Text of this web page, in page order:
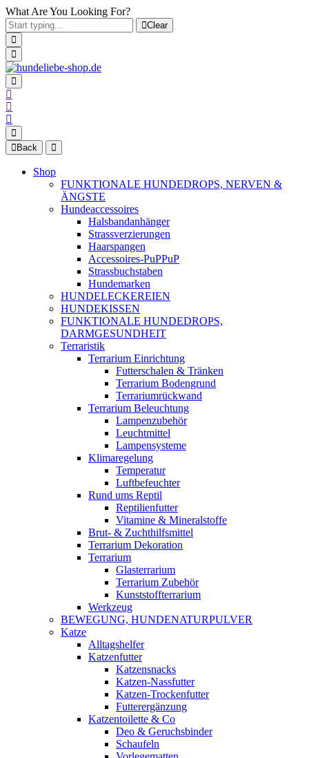
What Are You Looking For?
Clear
Back
Shop
FUNKTIONALE HUNDEDROPS, NERVEN &
ÄNGSTE
Hundeaccessoires
Halsbandanhänger
Strassverzierungen
Haarspangen
Accessoires-PuPPuP
Strassbuchstaben
Hundemarken
HUNDELECKEREIEN
HUNDEKISSEN
FUNKTIONALE HUNDEDROPS,
DARMGESUNDHEIT
Terraristik
Terrarium Einrichtung
Futterschalen & Tränken
Terrarium Bodengrund
Terrariumrückwand
Terrarium Beleuchtung
Lampenzubehör
Leuchtmittel
Lampensysteme
Klimaregelung
Temperatur
Luftbefeuchter
Rund ums Reptil
Reptilienfutter
Vitamine & Mineralstoffe
Brut- & Zuchthilfsmittel
Terrarium Dekoration
Terrarium
Glasterrarium
Terrarium Zubehör
Kunststoffterrarium
Werkzeug
BEWEGUNG, HUNDENATURPULVER
Katze
Alltagshelfer
Katzenfutter
Katzensnacks
Katzen-Nassfutter
Katzen-Trockenfutter
Futterergänzung
Katzentoilette & Co
Deo & Geruchsbinder
Schaufeln